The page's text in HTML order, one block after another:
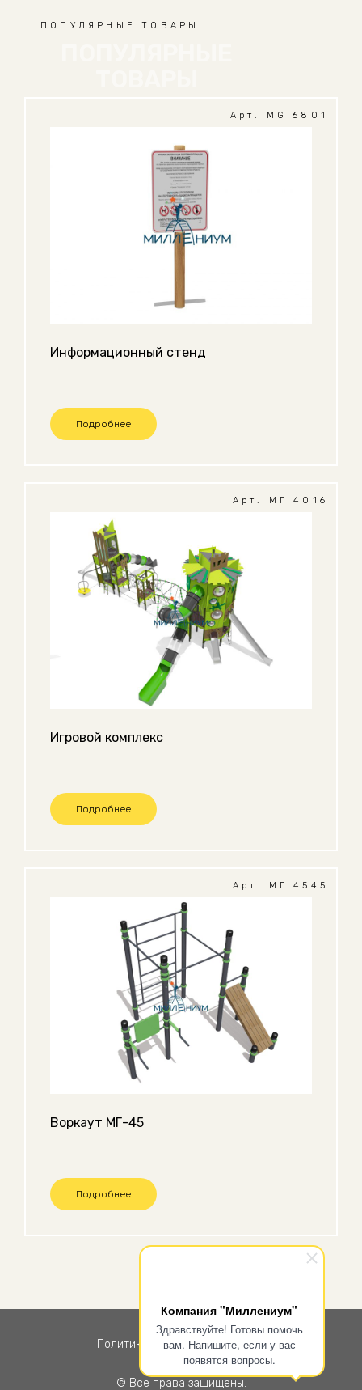
Компания "Миллениум"
Здравствуйте! Готовы помочь
вам. Напишите, если у вас
появятся вопросы.
ПОПУЛЯРНЫЕ ТОВАРЫ
Арт. MG 6801
Информационный стенд
Подробнее
Арт. МГ 4016
Игровой комплекс
Подробнее
Арт. МГ 4545
Воркаут МГ-45
Подробнее
© Все права защищены.
Политика конфиденциальности